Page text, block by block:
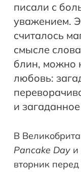
писали с
уважением.
считалось
смысле
блин, можно
любовь:
и
В
Pancake Day и
вторник